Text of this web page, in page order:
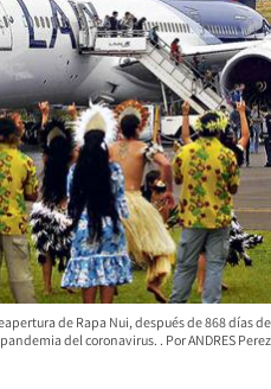
de Rapa Nui, después de 868 días de
del coronavirus.
ANDRES Perez